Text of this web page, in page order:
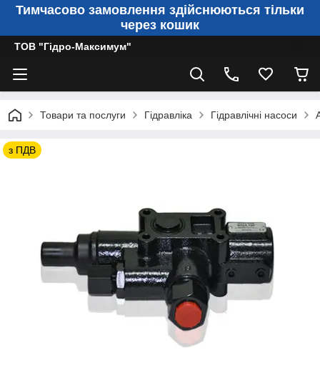
Тимчасово замовлення здійснюються тільки
через кошик
ТОВ "Гідро-Максимум"
Товари та послуги Гідравліка Гідравлічні насоси
з ПДВ